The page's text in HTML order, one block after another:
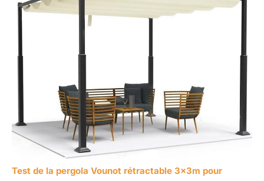
Test de la pergola Vounot rétractable 3x3m pour